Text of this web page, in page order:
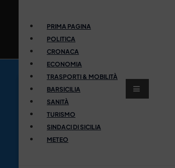
PRIMA PAGINA
POLITICA
CRONACA
ECONOMIA
TRASPORTI & MOBILITÀ
BARSICILIA
SANITÀ
TURISMO
SINDACI DI SICILIA
METEO